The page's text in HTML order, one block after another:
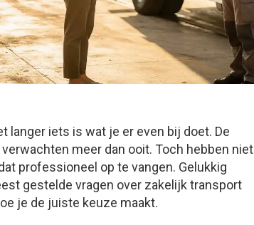
langer iets is wat je er even bij doet. De
meer dan ooit. Toch hebben niet
professioneel op te vangen. Gelukkig
gestelde vragen over zakelijk transport
je de juiste keuze maakt.